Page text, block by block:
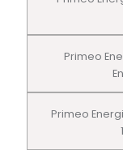
Primeo
Primeo